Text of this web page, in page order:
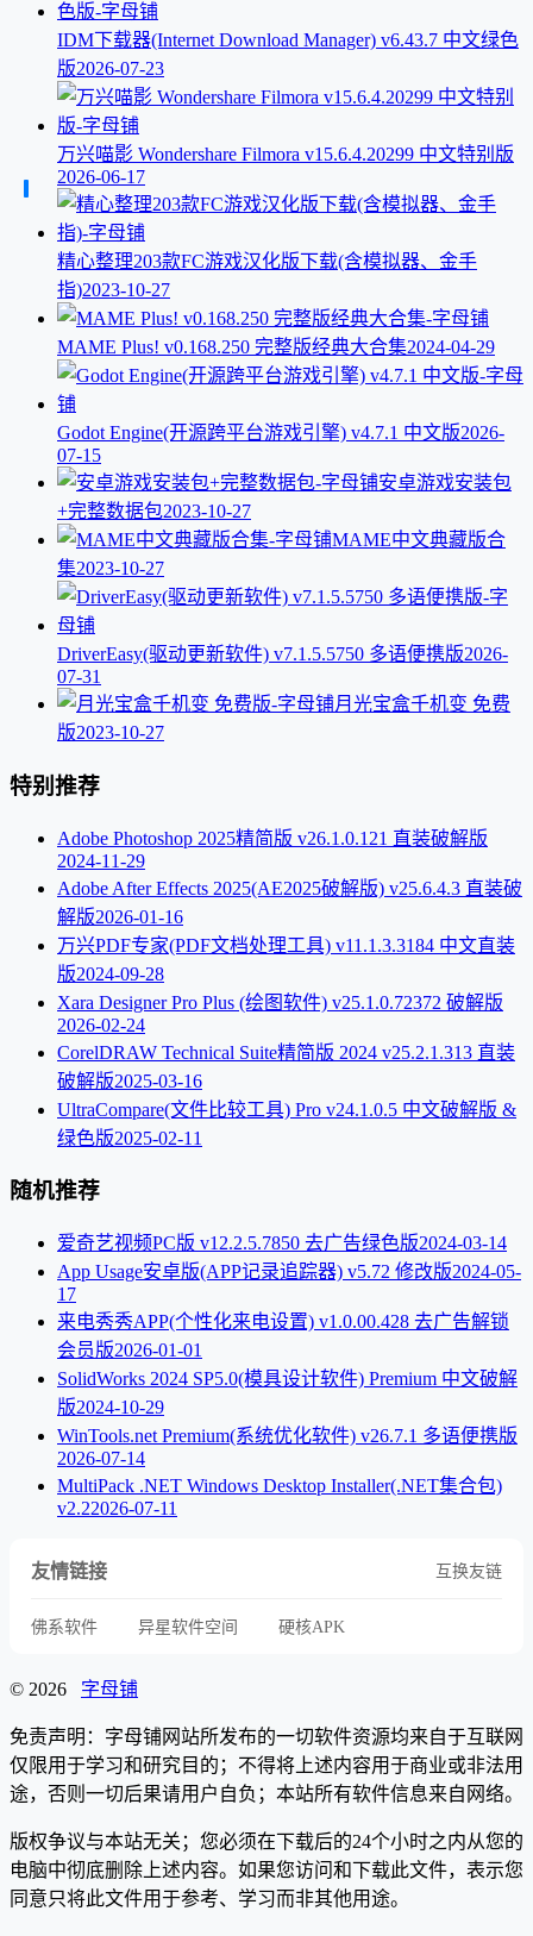
IDM下载器(Internet Download Manager) v6.43.7 中文绿色
版2026-07-23
万兴喵影 Wondershare Filmora v15.6.4.20299 中文特别版
2026-06-17
精心整理203款FC游戏汉化版下载(含模拟器、金手
指)2023-10-27
MAME Plus! v0.168.250 完整版经典大合集2024-04-29
Godot Engine(开源跨平台游戏引擎) v4.7.1 中文版2026-
07-15
安卓游戏安装包
+完整数据包2023-10-27
MAME中文典藏版合
集2023-10-27
DriverEasy(驱动更新软件) v7.1.5.5750 多语便携版2026-
07-31
月光宝盒千机变 免费
版2023-10-27
特别推荐
Adobe Photoshop 2025精简版 v26.1.0.121 直装破解版
2024-11-29
Adobe After Effects 2025(AE2025破解版) v25.6.4.3 直装破
解版2026-01-16
万兴PDF专家(PDF文档处理工具) v11.1.3.3184 中文直装
版2024-09-28
Xara Designer Pro Plus (绘图软件) v25.1.0.72372 破解版
2026-02-24
CorelDRAW Technical Suite精简版 2024 v25.2.1.313 直装
破解版2025-03-16
UltraCompare(文件比较工具) Pro v24.1.0.5 中文破解版 &
绿色版2025-02-11
随机推荐
爱奇艺视频PC版 v12.2.5.7850 去广告绿色版2024-03-14
App Usage安卓版(APP记录追踪器) v5.72 修改版2024-05-
17
来电秀秀APP(个性化来电设置) v1.0.00.428 去广告解锁
会员版2026-01-01
SolidWorks 2024 SP5.0(模具设计软件) Premium 中文破解
版2024-10-29
WinTools.net Premium(系统优化软件) v26.7.1 多语便携版
2026-07-14
MultiPack .NET Windows Desktop Installer(.NET集合包)
v2.22026-07-11
友情链接 互换友链
佛系软件 异星软件空间 硬核APK
© 2026 字母铺
免责声明：字母铺网站所发布的一切软件资源均来自于互联网
仅限用于学习和研究目的；不得将上述内容用于商业或非法用
途，否则一切后果请用户自负；本站所有软件信息来自网络。
版权争议与本站无关；您必须在下载后的24个小时之内从您的
电脑中彻底删除上述内容。如果您访问和下载此文件，表示您
同意只将此文件用于参考、学习而非其他用途。